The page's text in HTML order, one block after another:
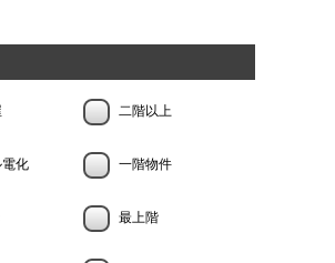
二階以上
電化 一階物件
最上階